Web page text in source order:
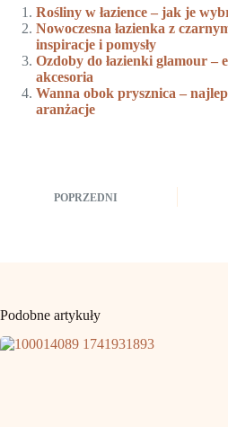
Rośliny w łazience – jak je
Nowoczesna łazienka z
inspiracje i pomysły
Ozdoby do łazienki glamour –
akcesoria
Wanna obok prysznica –
aranżacje
POPRZEDNI
Podobne artykuły